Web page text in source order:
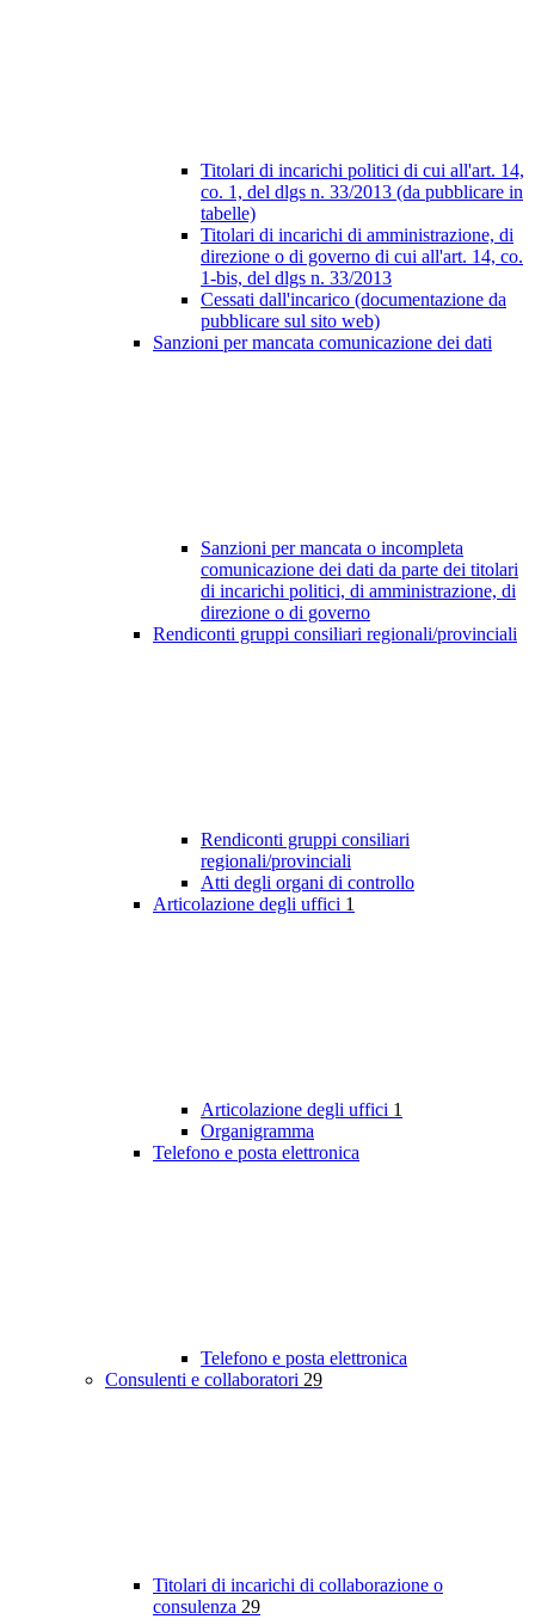
Titolari di incarichi politici di cui all'art. 14,
co. 1, del dlgs n. 33/2013 (da pubblicare in
tabelle)
Titolari di incarichi di amministrazione, di
direzione o di governo di cui all'art. 14, co.
1-bis, del dlgs n. 33/2013
Cessati dall'incarico (documentazione da
pubblicare sul sito web)
Sanzioni per mancata comunicazione dei dati
Sanzioni per mancata o incompleta
comunicazione dei dati da parte dei titolari
di incarichi politici, di amministrazione, di
direzione o di governo
Rendiconti gruppi consiliari regionali/provinciali
Rendiconti gruppi consiliari
regionali/provinciali
Atti degli organi di controllo
Articolazione degli uffici 1
Articolazione degli uffici 1
Organigramma
Telefono e posta elettronica
Telefono e posta elettronica
Consulenti e collaboratori 29
Titolari di incarichi di collaborazione o
consulenza 29